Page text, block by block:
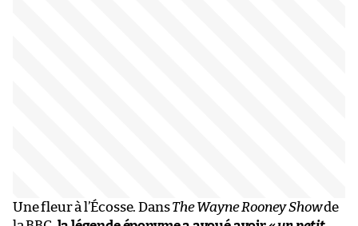
Une fleur à l’Écosse. DansThe Wayne Rooney Showde